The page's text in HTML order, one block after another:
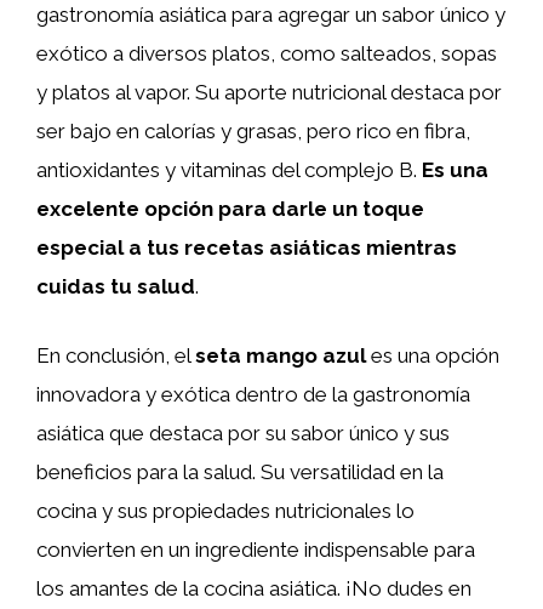
gastronomía asiática para agregar un sabor único y
exótico a diversos platos, como salteados, sopas
y platos al vapor. Su aporte nutricional destaca por
ser bajo en calorías y grasas, pero rico en fibra,
antioxidantes y vitaminas del complejo B. Es una
excelente opción para darle un toque
especial a tus recetas asiáticas mientras
cuidas tu salud.
En conclusión, elseta mango azules una opción
innovadora y exótica dentro de la gastronomía
asiática que destaca por su sabor único y sus
beneficios para la salud. Su versatilidad en la
cocina y sus propiedades nutricionales lo
convierten en un ingrediente indispensable para
los amantes de la cocina asiática. ¡No dudes en